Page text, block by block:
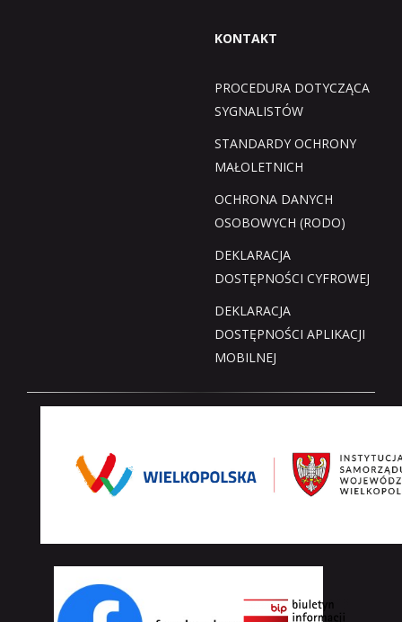
KONTAKT
PROCEDURA DOTYCZĄCA
SYGNALISTÓW
STANDARDY OCHRONY
MAŁOLETNICH
OCHRONA DANYCH
OSOBOWYCH (RODO)
DEKLARACJA
DOSTĘPNOŚCI CYFROWEJ
DEKLARACJA
DOSTĘPNOŚCI APLIKACJI
MOBILNEJ